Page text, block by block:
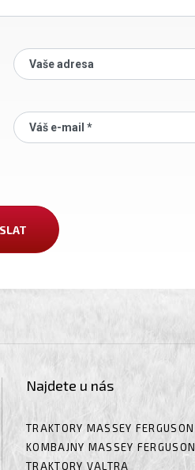
Vaše adresa
Váš e-mail *
Najdete u nás
TRAKTORY MASSEY FERGUSON
KOMBAJNY MASSEY FERGUSON
TRAKTORY VALTRA